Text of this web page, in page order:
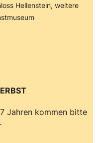
Hellenstein, weitere
Jahren kommen bitte